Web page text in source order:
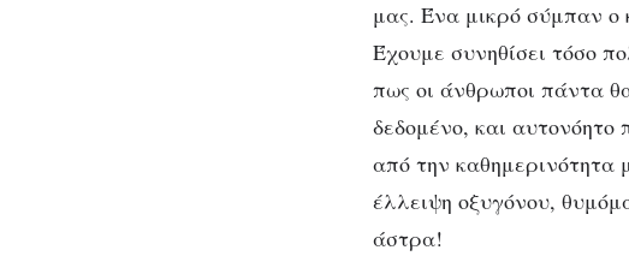
μας. Ένα μικρό σύμπαν ο
Έχουμε συνηθίσει τόσο
πως οι άνθρωποι πάντα
δεδομένο, και
από την καθημερινότητα
έλλειψη οξυγόνου,
άστρα!